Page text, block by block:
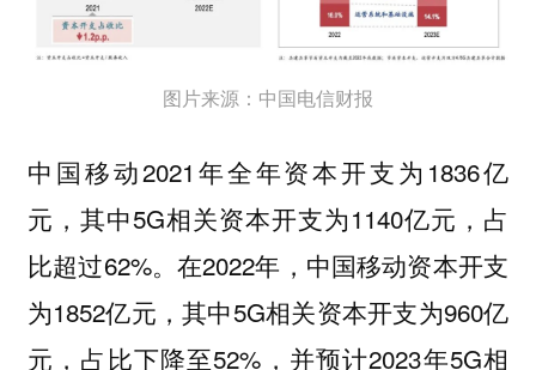
图片来源：中国电信财报
中国移动2021年全年资本开支为1836亿
元，其中5G相关资本开支为1140亿元，占
比超过62%。在2022年，中国移动资本开支
为1852亿元，其中5G相关资本开支为960亿
元，占比下降至52%，并预计2023年5G相